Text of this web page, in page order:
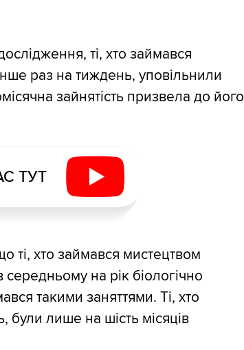
ті, хто займався
раз на тиждень, уповільнили
зайнятість призвела до його
ТУТ
ті, хто займався мистецтвом
на рік біологічно
такими заняттями. Ті, хто
лише на шість місяців